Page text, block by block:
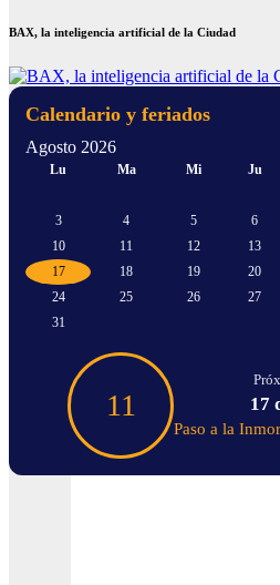
BAX, la inteligencia artificial de la Ciudad
Calendario y feriados
Agosto 2026
Lu Ma Mi Ju
3
4 5 6
10
11 12 13
17
18 19 20
24
25 26 27
31
11 17
Paso a la